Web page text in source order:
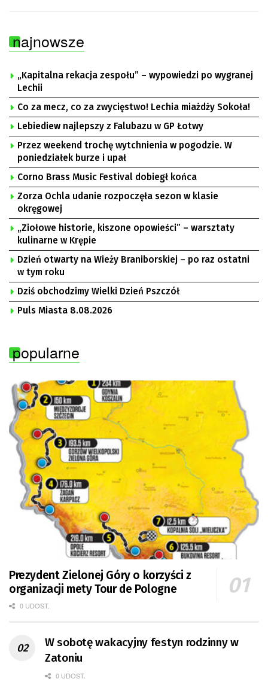
najnowsze
„Kapitalna rekacja zespołu” – wypowiedzi po wygranej
Lechii
Co za mecz, co za zwycięstwo! Lechia miażdży Sokoła!
Lebiediew najlepszy z Falubazu w GP Łotwy
Przez weekend trochę wytchnienia w pogodzie. W
poniedziałek burze i upał
Corno Brass Music Festival dobiegł końca
Zorza Ochla udanie rozpoczęła sezon w klasie
okręgowej
„Ziołowe historie, kiszone opowieści” – warsztaty
kulinarne w Krępie
Dzień otwarty na Wieży Braniborskiej – po raz ostatni
w tym roku
Dziś obchodzimy Wielki Dzień Pszczół
Puls Miasta 8.08.2026
popularne
Prezydent Zielonej Góry o korzyści z
organizacji mety Tour de Pologne
0 UDOST.
W sobotę wakacyjny festyn rodzinny w
Zatoniu
0 UDOST.